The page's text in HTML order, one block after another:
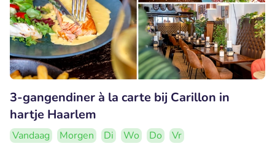
3-gangendiner à la carte bij Carillon in
hartje Haarlem
Vandaag Morgen Di Wo Do
Vr